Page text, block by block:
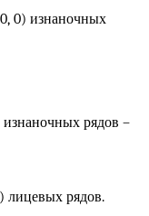
0) изнаночных
изнаночных рядов –
лицевых рядов.